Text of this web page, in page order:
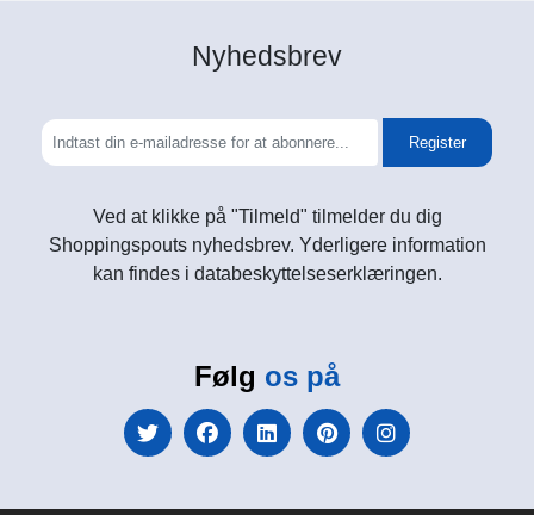
Nyhedsbrev
Register
Ved at klikke på "Tilmeld" tilmelder du dig
Shoppingspouts nyhedsbrev. Yderligere information
kan findes i databeskyttelseserklæringen.
Følg os på